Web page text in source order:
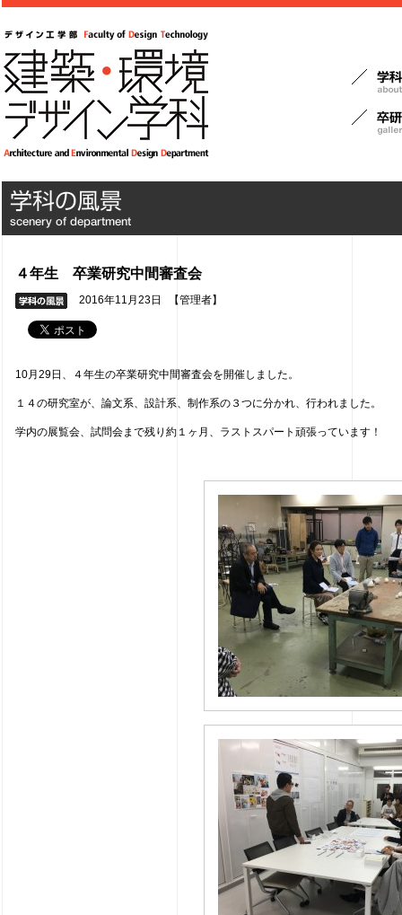
４年生 卒業研究中間審査会
2016年11月23日 【管理者】
10月29日、４年生の卒業研究中間審査会を開催しました。
１４の研究室が、論文系、設計系、制作系の３つに分かれ、行われました。
学内の展覧会、試問会まで残り約１ヶ月、ラストスパート頑張っています！